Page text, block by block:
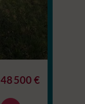
48 500 €